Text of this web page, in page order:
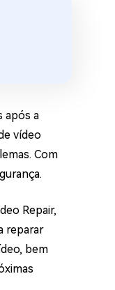
após a
vídeo
Com
Repair,
reparar
bem